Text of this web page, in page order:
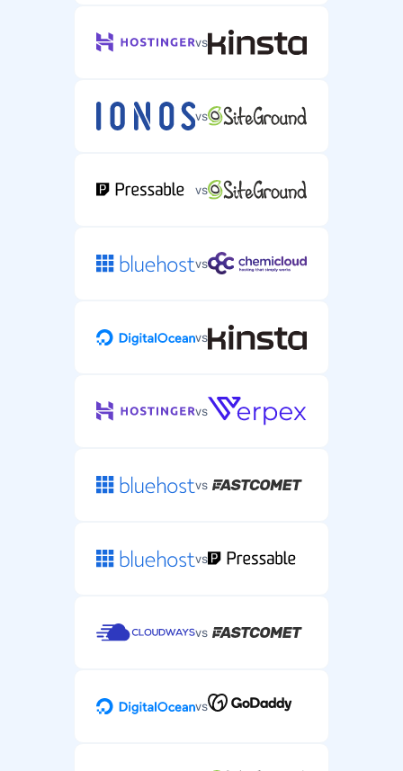
vs
vs
vs
vs
vs
vs
vs
vs
vs
vs